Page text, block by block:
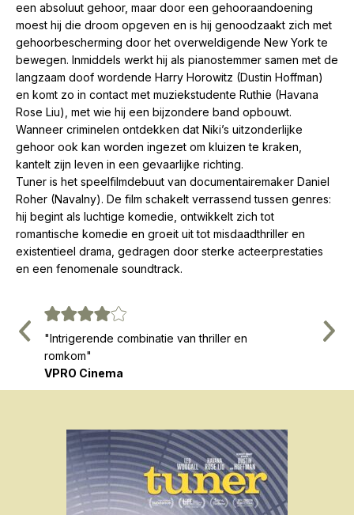
een absoluut gehoor, maar door een gehooraandoening
moest hij die droom opgeven en is hij genoodzaakt zich met
gehoorbescherming door het overweldigende New York te
bewegen. Inmiddels werkt hij als pianostemmer samen met de
langzaam doof wordende Harry Horowitz (Dustin Hoffman)
en komt zo in contact met muziekstudente Ruthie (Havana
Rose Liu), met wie hij een bijzondere band opbouwt.
Wanneer criminelen ontdekken dat Niki’s uitzonderlijke
gehoor ook kan worden ingezet om kluizen te kraken,
kantelt zijn leven in een gevaarlijke richting.
Tuner is het speelfilmdebuut van documentairemaker Daniel
Roher (Navalny). De film schakelt verrassend tussen genres:
hij begint als luchtige komedie, ontwikkelt zich tot
romantische komedie en groeit uit tot misdaadthriller en
existentieel drama, gedragen door sterke acteerprestaties
en een fenomenale soundtrack.
"Intrigerende combinatie van thriller en
romkom"
VPRO Cinema
"Leo